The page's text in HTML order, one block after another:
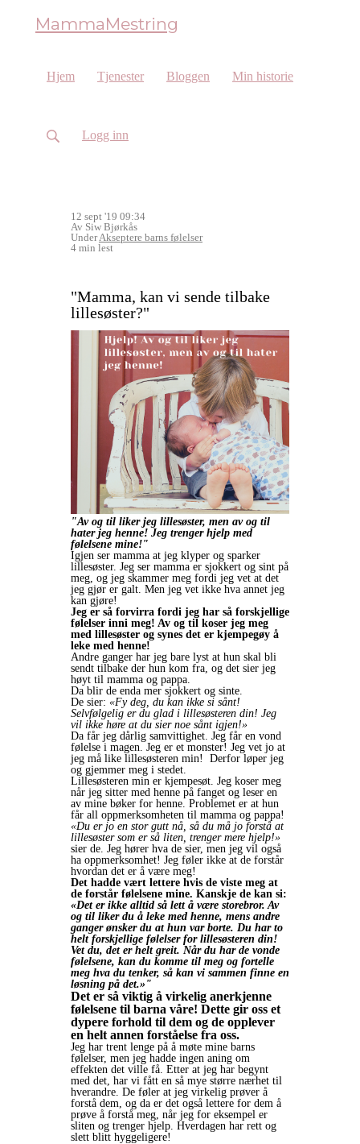
MammaMestring
Hjem Tjenester Bloggen Min historie
Logg inn
12 sept '19 09:34
Av Siw Bjørkås
UnderAkseptere barns følelser
4 min lest
"Mamma, kan vi sende tilbake
lillesøster?"
"Av og til liker jeg lillesøster, men av og til
hater jeg henne! Jeg trenger hjelp med
følelsene mine!"
Igjen ser mamma at jeg klyper og sparker
lillesøster. Jeg ser mamma er sjokkert og sint på
meg, og jeg skammer meg fordi jeg vet at det
jeg gjør er galt. Men jeg vet ikke hva annet jeg
kan gjøre!
Jeg er så forvirra fordi jeg har så forskjellige
følelser inni meg! Av og til koser jeg meg
med lillesøster og synes det er kjempegøy å
leke med henne!
Andre ganger har jeg bare lyst at hun skal bli
sendt tilbake der hun kom fra, og det sier jeg
høyt til mamma og pappa.
Da blir de enda mer sjokkert og sinte.
De sier: «Fy deg, du kan ikke si sånt!
Selvfølgelig er du glad i lillesøsteren din! Jeg
vil ikke høre at du sier noe sånt igjen!»
Da får jeg dårlig samvittighet. Jeg får en vond
følelse i magen. Jeg er et monster! Jeg vet jo at
jeg må like lillesøsteren min! Derfor løper jeg
og gjemmer meg i stedet.
Lillesøsteren min er kjempesøt. Jeg koser meg
når jeg sitter med henne på fanget og leser en
av mine bøker for henne. Problemet er at hun
får all oppmerksomheten til mamma og pappa!
«Du er jo en stor gutt nå, så du må jo forstå at
lillesøster som er så liten, trenger mere hjelp!»
sier de. Jeg hører hva de sier, men jeg vil også
ha oppmerksomhet! Jeg føler ikke at de forstår
hvordan det er å være meg!
Det hadde vært lettere hvis de viste meg at
de forstår følelsene mine. Kanskje de kan si:
«Det er ikke alltid så lett å være storebror. Av
og til liker du å leke med henne, mens andre
ganger ønsker du at hun var borte. Du har to
helt forskjellige følelser for lillesøsteren din!
Vet du, det er helt greit. Når du har de vonde
følelsene, kan du komme til meg og fortelle
meg hva du tenker, så kan vi sammen finne en
løsning på det.»"
Det er så viktig å virkelig anerkjenne
følelsene til barna våre! Dette gir oss et
dypere forhold til dem og de opplever
en helt annen forståelse fra oss.
Jeg har trent lenge på å møte mine barns
følelser, men jeg hadde ingen aning om
effekten det ville få. Etter at jeg har begynt
med det, har vi fått en så mye større nærhet til
hverandre. De føler at jeg virkelig prøver å
forstå dem, og da er det også lettere for dem å
prøve å forstå meg, når jeg for eksempel er
sliten og trenger hjelp. Hverdagen har rett og
slett blitt hyggeligere!